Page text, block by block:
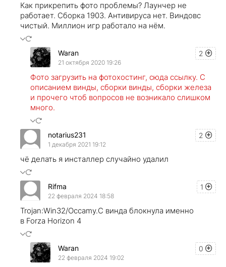
Как прикрепить фото проблемы? Лаунчер не
работает. Сборка 1903. Антивируса нет. Виндовс
чистый. Миллион игр работало на нём.
2
Waran
21 октября 2020 19:26
Фото загрузить на фотохостинг, сюда ссылку. С
описанием винды, сборки винды, сборки железа
и прочего чтоб вопросов не возникало слишком
много.
2
notarius231
1 декабря 2021 19:12
чё делать я инсталлер случайно удалил
1
Rifma
22 февраля 2024 18:58
Trojan:Win32/Occamy.C винда блокнула именно
в Forza Horizon 4
0
Waran
22 февраля 2024 19:02